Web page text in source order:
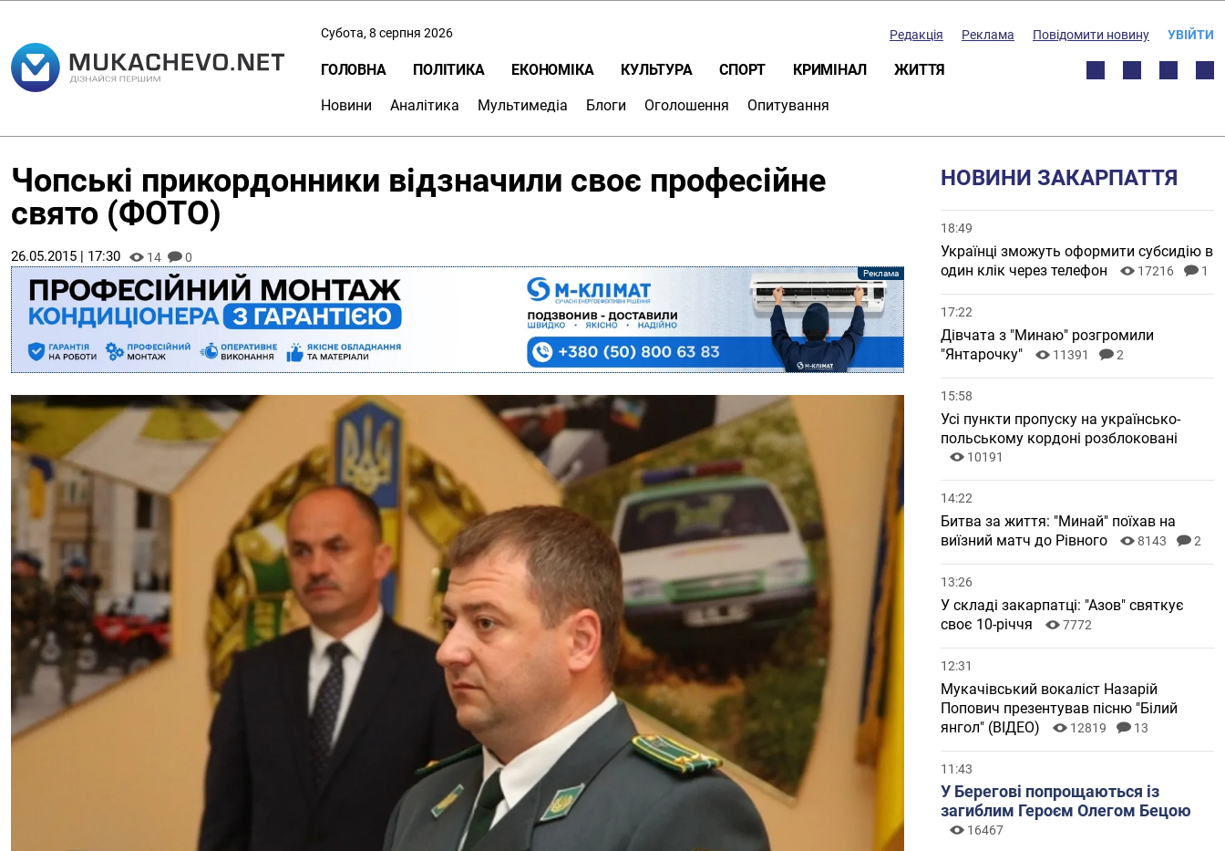
Субота, 8 серпня 2026 Редакція Реклама Повідомити новину УВІЙТИ
ГОЛОВНА ПОЛІТИКА ЕКОНОМІКА КУЛЬТУРА СПОРТ КРИМІНАЛ ЖИТТЯ
Новини Аналітика Мультимедіа Блоги Оголошення Опитування
Чопські прикордонники відзначили своє професійне
свято (ФОТО)
26.05.2015 | 17:30 14 0
НОВИНИ ЗАКАРПАТТЯ
18:49
Українці зможуть оформити субсидію в
один клік через телефон
17216 1
17:22
Дівчата з "Минаю" розгромили
"Янтарочку"
11391 2
15:58
Усі пункти пропуску на українсько-
польському кордоні розблоковані
10191
14:22
Битва за життя: "Минай" поїхав на
виїзний матч до Рівного
8143 2
13:26
У складі закарпатці: "Азов" святкує
своє 10-річчя
7772
12:31
Мукачівський вокаліст Назарій
Попович презентував пісню "Білий
янгол" (ВІДЕО)
12819 13
11:43
У Берегові попрощаються із
загиблим Героєм Олегом Бецою
16467